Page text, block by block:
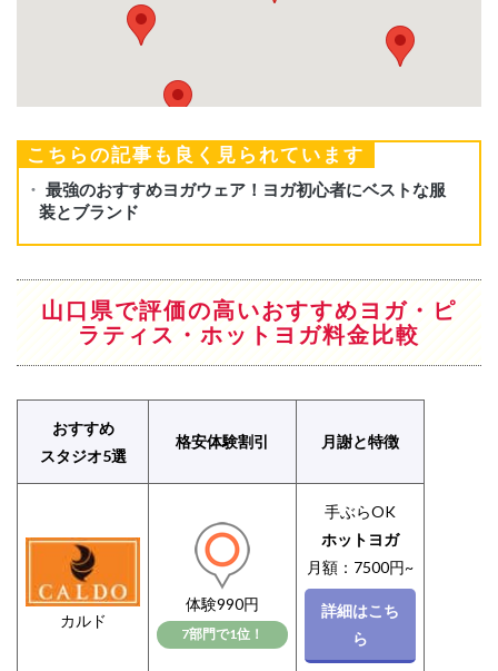
こちらの記事も良く見られています
山口県で評価の高いおすすめヨガ・ピ
ラティス・ホットヨガ料金比較
おすすめ
スタジオ5選
格安体験割引 月謝と特徴
カルド
体験990円
7部門で1位！
手ぶらOK
ホットヨガ
月額：7500円~
詳細はこち
ら